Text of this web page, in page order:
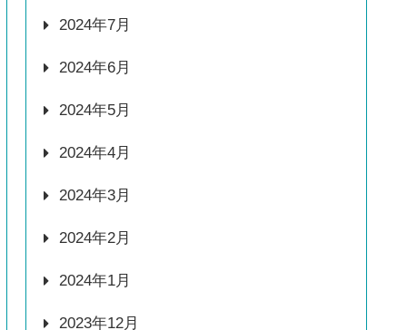
2024年7月
2024年6月
2024年5月
2024年4月
2024年3月
2024年2月
2024年1月
2023年12月